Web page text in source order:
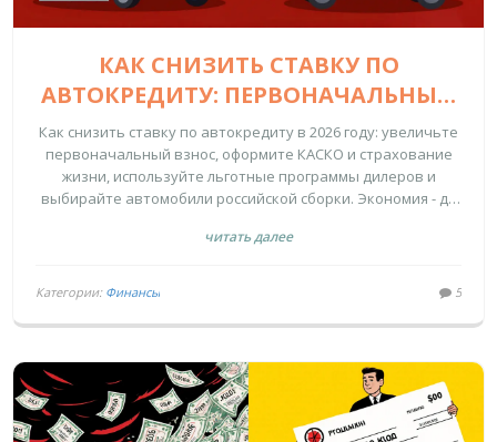
КАК СНИЗИТЬ СТАВКУ ПО
АВТОКРЕДИТУ: ПЕРВОНАЧАЛЬНЫЙ
ВЗНОС, СТРАХОВАНИЕ И АКЦИИ В
2026 ГОДУ
Как снизить ставку по автокредиту в 2026 году: увеличьте
первоначальный взнос, оформите КАСКО и страхование
жизни, используйте льготные программы дилеров и
выбирайте автомобили российской сборки. Экономия - до
читать далее
Категории: Финансы 5